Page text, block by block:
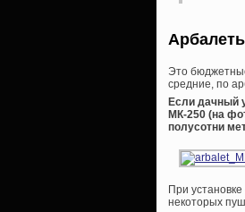
Это
средние, по
Если дачный
МК-250 (на
полусотни
При
некоторых